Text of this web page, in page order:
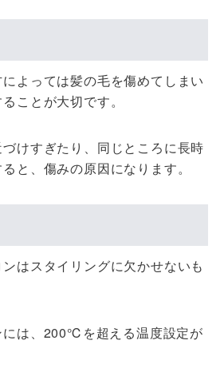
よっては髪の毛を傷めてしまい
ことが大切です。
けすぎたり、同じところに長時
と、傷みの原因になります。
はスタイリングに欠かせないも
には、200℃を超える温度設定が